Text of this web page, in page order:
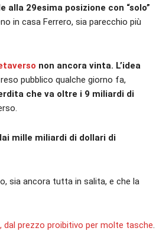
alla 29esima posizione con “solo”
in casa Ferrero, sia parecchio più
non ancora vinta. L’idea
pubblico qualche giorno fa,
che va oltre i 9 miliardi di
mille miliardi di dollari di
sia ancora tutta in salita, e che la
dal prezzo proibitivo per molte tasche.